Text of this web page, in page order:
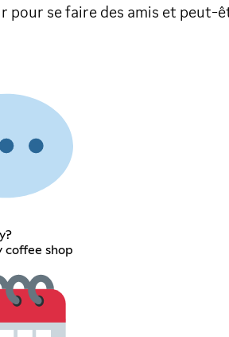
pour se faire des amis et
coffee shop